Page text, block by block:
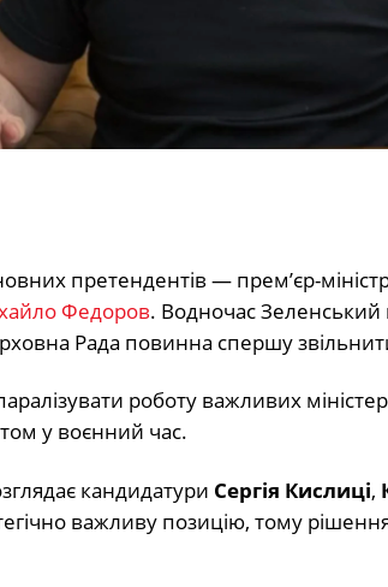
претендентів — прем’єр-
Федоров. Водночас
Рада повинна спершу
роботу важливих
у воєнний час.
кандидатури Сергія Кислиці,
важливу позицію, тому